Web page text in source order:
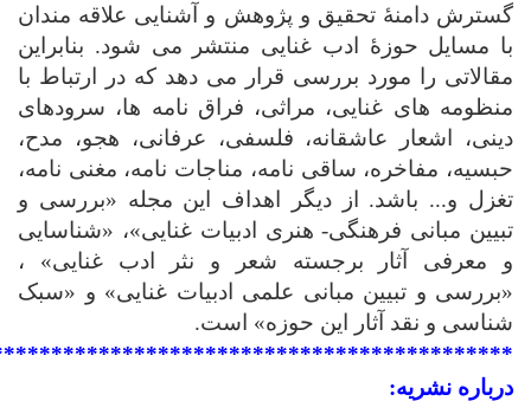
گسترش دامنۀ تحقیق و پژوهش و آشنایی علاقه مندان
با مسایل حوزۀ ادب غنایی منتشر می شود. بنابراین
مقالاتی را مورد بررسی قرار می دهد که در ارتباط با
منظومه های غنایی، مراثی، فراق نامه ها، سرودهای
دینی، اشعار عاشقانه، فلسفی، عرفانی، هجو، مدح،
حبسیه، مفاخره، ساقی نامه، مناجات نامه، مغنی نامه،
تغزل و... باشد. از دیگر اهداف این مجله «بررسی و
تبیین مبانی فرهنگی- هنری ادبیات غنایی»، «شناسایی
و معرفی آثار برجسته شعر و نثر ادب غنایی» ،
«بررسی و تبیین مبانی علمی ادبیات غنایی» و «سبک
شناسی و نقد آثار این حوزه» است.
درباره نشریه: